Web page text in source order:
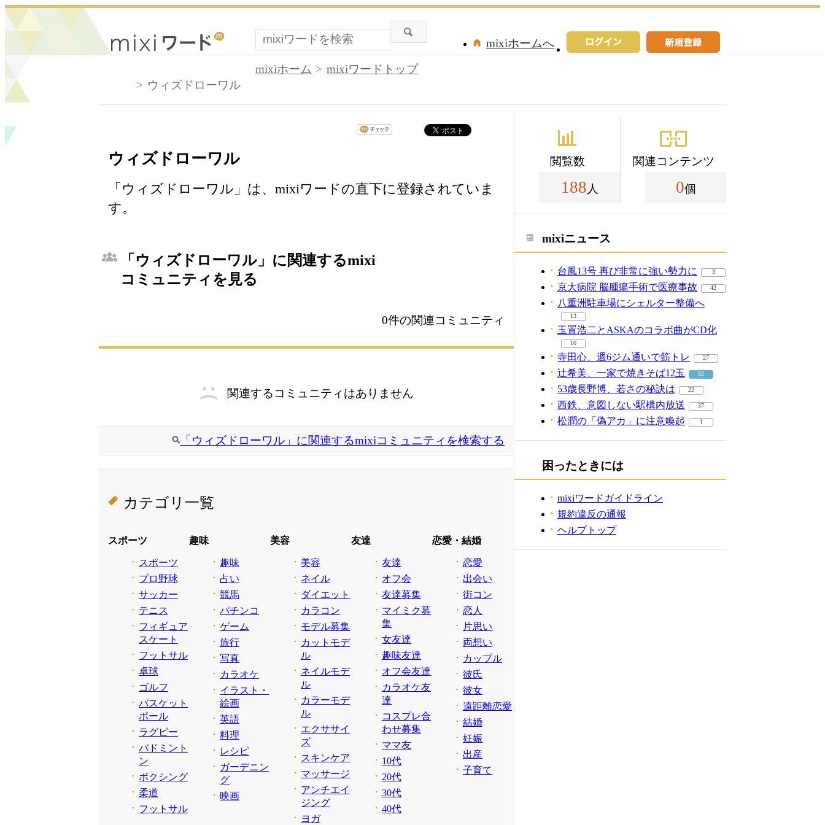
mixiホームへ
mixiホーム
mixiワードトップ
ウィズドローワル
ウィズドローワル
「ウィズドローワル」は、mixiワードの直下に登録されていま
す。
「ウィズドローワル」に関連するmixi
コミュニティを見る
0件の関連コミュニティ
関連するコミュニティはありません
「ウィズドローワル」に関連するmixiコミュニティを検索する
カテゴリ一覧
スポーツ
スポーツ
プロ野球
サッカー
テニス
フィギュア
スケート
フットサル
卓球
ゴルフ
バスケット
ボール
ラグビー
バドミント
ン
ボクシング
柔道
フットサル
趣味
趣味
占い
競馬
パチンコ
ゲーム
旅行
写真
カラオケ
イラスト・
絵画
英語
料理
レシピ
ガーデニン
グ
映画
美容
美容
ネイル
ダイエット
カラコン
モデル募集
カットモデ
ル
ネイルモデ
ル
カラーモデ
ル
エクササイ
ズ
スキンケア
マッサージ
アンチエイ
ジング
ヨガ
友達
友達
オフ会
友達募集
マイミク募
集
女友達
趣味友達
オフ会友達
カラオケ友
達
コスプレ合
わせ募集
ママ友
10代
20代
30代
40代
恋愛・結婚
恋愛
出会い
街コン
恋人
片思い
両想い
カップル
彼氏
彼女
遠距離恋愛
結婚
妊娠
出産
子育て
閲覧数
188 人
関連コンテンツ
0個
mixiニュース
台風13号 再び非常に強い勢力に 3
京大病院 脳腫瘍手術で医療事故 42
八重洲駐車場にシェルター整備へ
13
玉置浩二とASKAのコラボ曲がCD化
16
寺田心、週6ジム通いで筋トレ 27
辻希美、一家で焼きそば12玉 52
53歳長野博、若さの秘訣は 22
西鉄、意図しない駅構内放送 37
松潤の「偽アカ」に注意喚起 1
困ったときには
mixiワードガイドライン
規約違反の通報
ヘルプトップ